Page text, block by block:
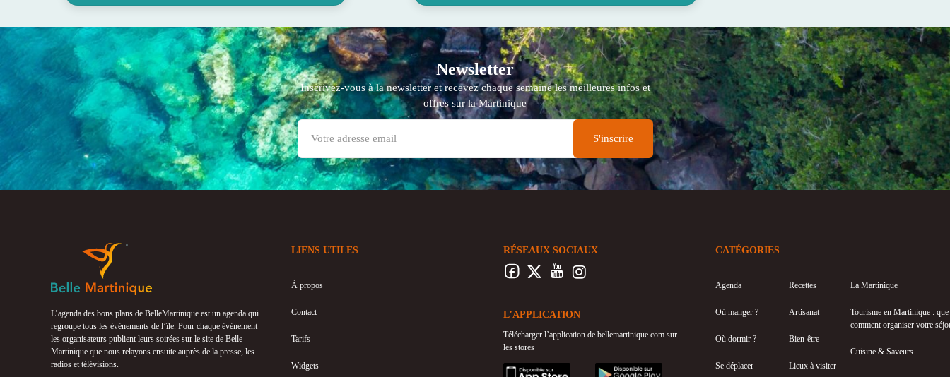
Newsletter
Inscrivez-vous à la newsletter et recevez chaque semaine les meilleures infos et
offres sur la Martinique
L’agenda des bons plans de BelleMartinique est un agenda qui
regroupe tous les événements de l’île. Pour chaque événement
les organisateurs publient leurs soirées sur le site de Belle
Martinique que nous relayons ensuite auprès de la presse, les
radios et télévisions.
LIENS UTILES
À propos
Contact
Tarifs
Widgets
RÉSEAUX SOCIAUX
L’APPLICATION
Télécharger l’application de bellemartinique.com sur
les stores
appstore googleplay
CATÉGORIES
Agenda
Où manger ?
Où dormir ?
Se déplacer
Recettes
Artisanat
Bien-être
Lieux à visiter
La Martinique
Tourisme en Martinique :
comment organiser votre
Cuisine & Saveurs